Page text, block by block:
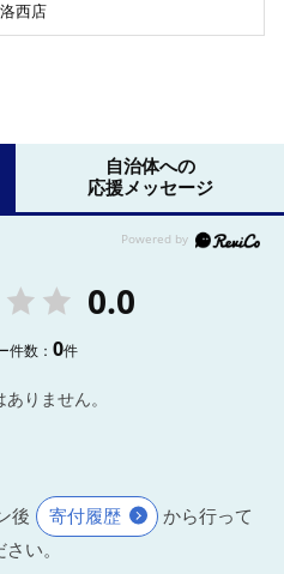
西店
自治体への
応援メッセージ
0.0
件数：0件
りません。
後 寄付履歴
から行って
さい。